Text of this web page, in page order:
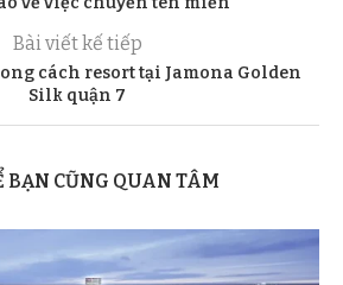
Bài viết kế tiếp
cách resort tại Jamona Golden
Silk quận 7
BẠN CŨNG QUAN TÂM